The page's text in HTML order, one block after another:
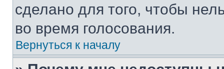
сделано для того, чтобы
во время голосования.
Вернуться к началу